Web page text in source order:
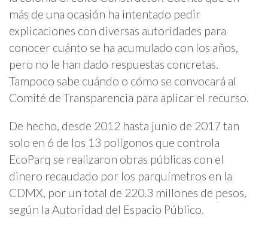
más de una ocasión ha intentado pedir
explicaciones con diversas autoridades para
conocer cuánto se ha acumulado con los años,
pero no le han dado respuestas concretas.
Tampoco sabe cuándo o cómo se convocará al
Comité de Transparencia para aplicar el recurso.
De hecho, desde 2012 hasta junio de 2017 tan
solo en 6 de los 13 polígonos que controla
EcoParq se realizaron obras públicas con el
dinero recaudado por los parquímetros en la
CDMX, por un total de 220.3 millones de pesos,
según la Autoridad del Espacio Público.